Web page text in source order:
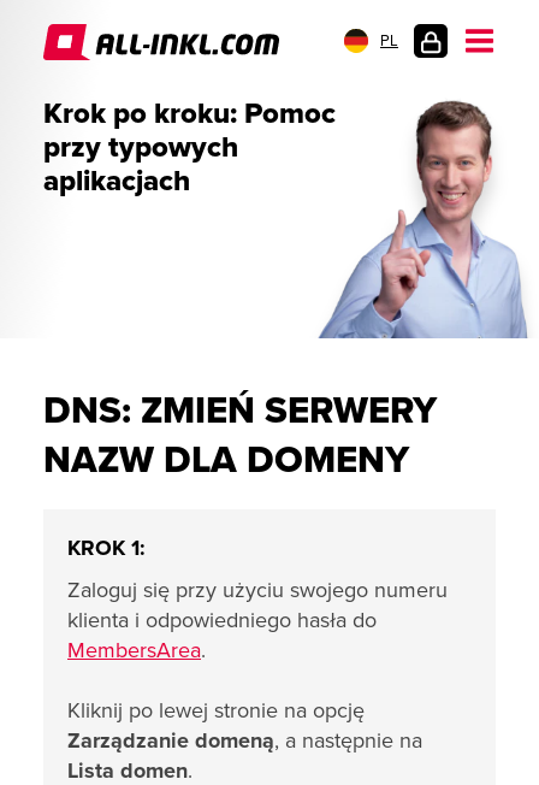
PL
Krok po kroku: Pomoc
przy typowych
aplikacjach
DNS: ZMIEŃ SERWERY
NAZW DLA DOMENY
KROK 1:
Zaloguj się przy użyciu swojego numeru
klienta i odpowiedniego hasła do
MembersArea.
Kliknij po lewej stronie na opcję
Zarządzanie domeną, a następnie na
Lista domen.